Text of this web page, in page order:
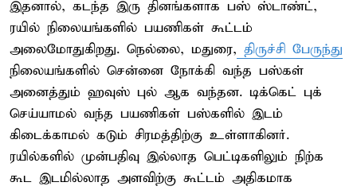
இதனால், கடந்த இரு தினங்களாக பஸ் ஸ்டாண்ட்,
ரயில் நிலையங்களில் பயணிகள் கூட்டம்
அலைமோதுகிறது. நெல்லை, மதுரை, திருச்சி பேருந்து
நிலையங்களில் சென்னை நோக்கி வந்த பஸ்கள்
அனைத்தும் ஹவுஸ் புல் ஆக வந்தன. டிக்கெட் புக்
செய்யாமல் வந்த பயணிகள் பஸ்களில் இடம்
கிடைக்காமல் கடும் சிரமத்திற்கு உள்ளாகினர்.
ரயில்களில் முன்பதிவு இல்லாத பெட்டிகளிலும் நிற்க
கூட இடமில்லாத அளவிற்கு கூட்டம் அதிகமாக